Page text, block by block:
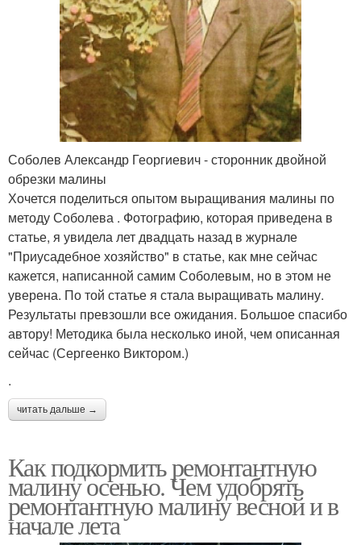
Соболев Александр Георгиевич - сторонник двойной
обрезки малины
Хочется поделиться опытом выращивания малины по
методу Соболева . Фотографию, которая приведена в
статье, я увидела лет двадцать назад в журнале
"Приусадебное хозяйство" в статье, как мне сейчас
кажется, написанной самим Соболевым, но в этом не
уверена. По той статье я стала выращивать малину.
Результаты превзошли все ожидания. Большое спасибо
автору! Методика была несколько иной, чем описанная
сейчас (Сергеенко Виктором.)
.
читать дальше →
Как подкормить ремонтантную
малину осенью. Чем удобрять
ремонтантную малину весной и в
начале лета